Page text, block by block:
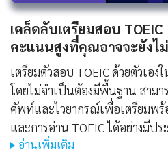
เคล็ดลับเตรียมสอบ
คะแนนสูงที่คุณอาจจะยังไ
เตรียมตัวสอบ TOEIC ด้วยตัวเอง
โดยไม่จำเป็นต้องมีพื้นฐาน สาม
ศัพท์และไวยากรณ์เพื่อเตรียมพร้
และการอ่าน TOEIC ได้อย่างมีป
อ่านเพิ่มเติม